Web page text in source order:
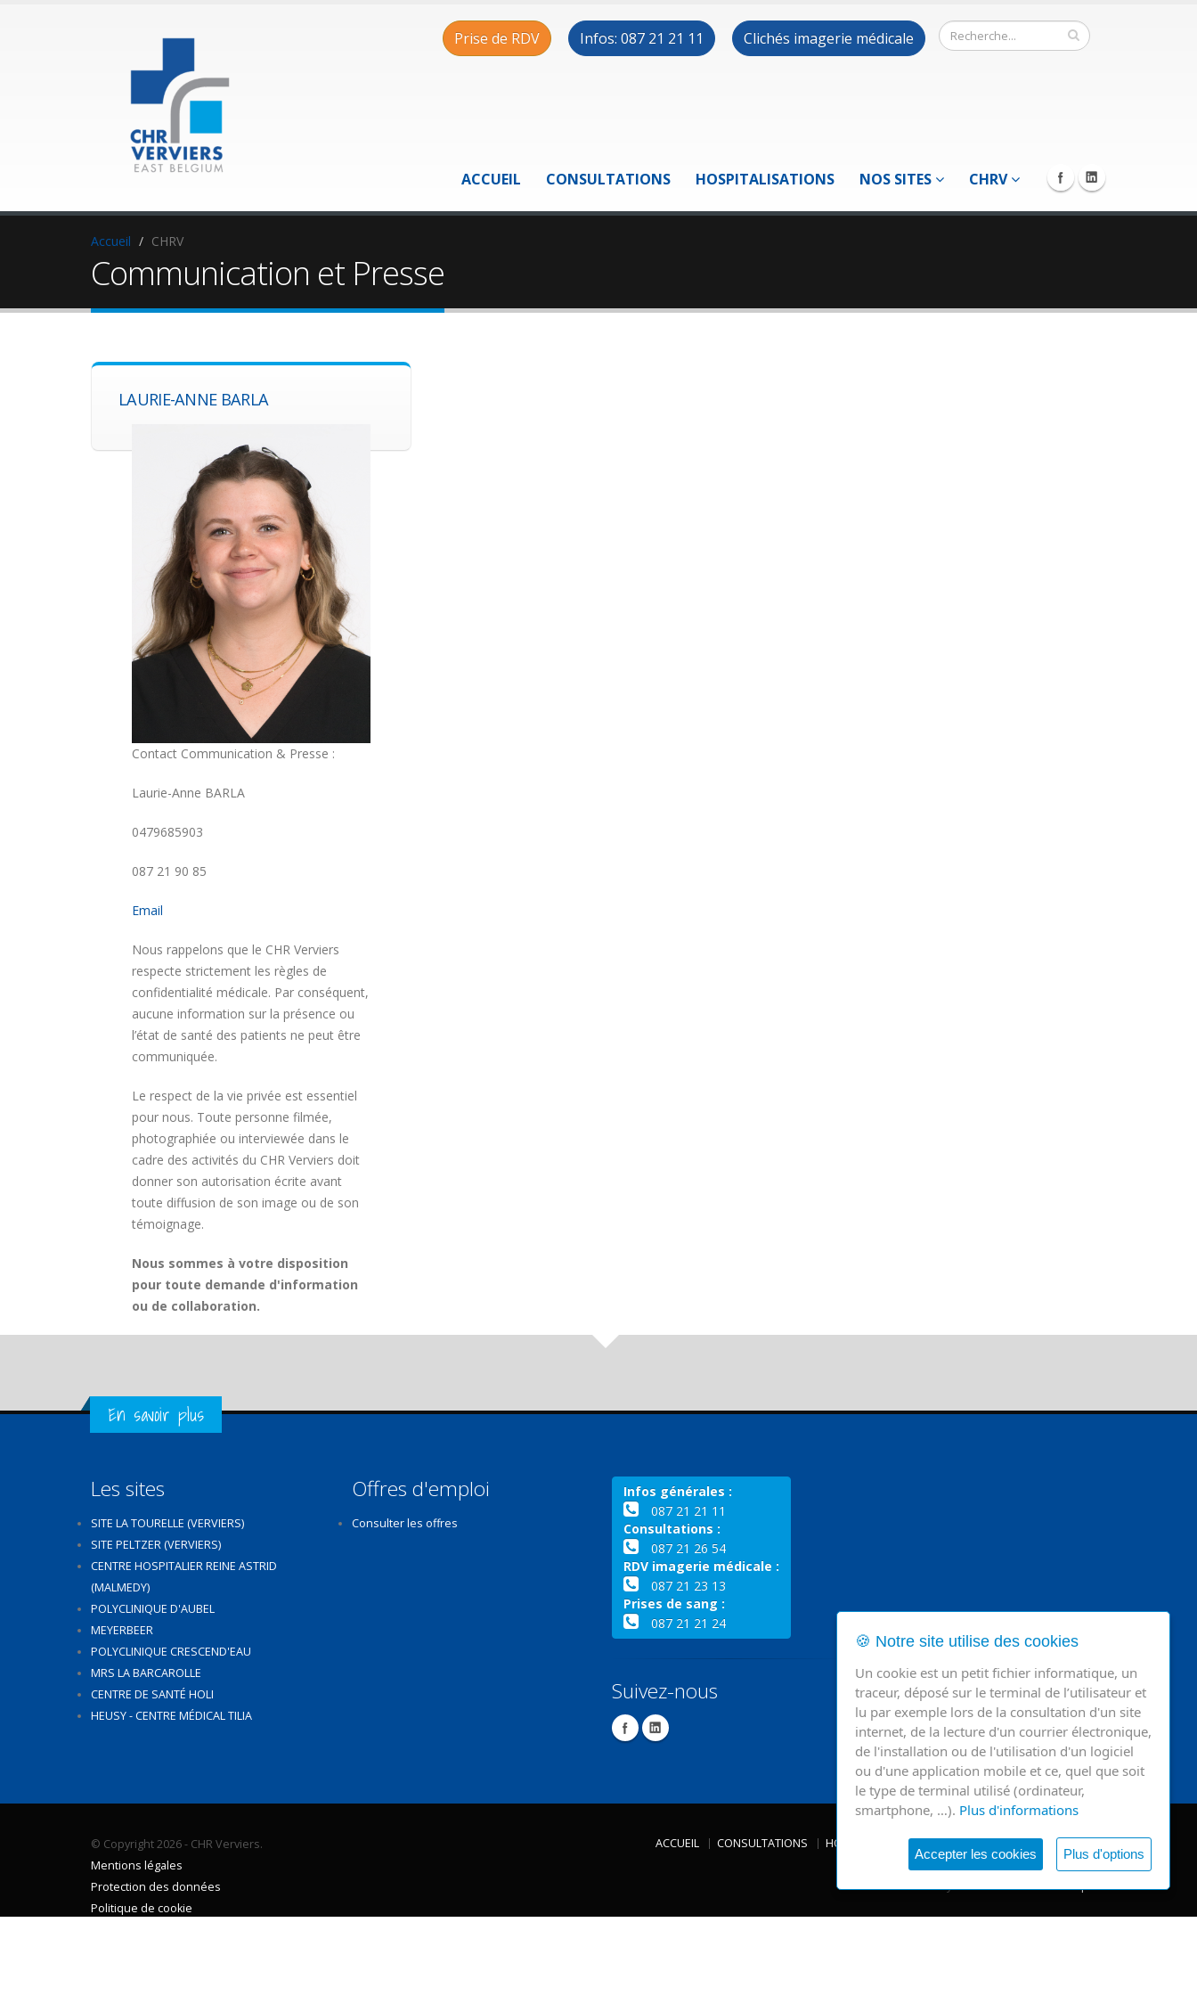
Prise de RDV Infos: 087 21 21 11 Clichés imagerie médicale
ACCUEIL CONSULTATIONS HOSPITALISATIONS NOS SITES CHRV
Accueil CHRV
Communication et Presse
LAURIE-ANNE BARLA
Contact Communication & Presse :
Laurie-Anne BARLA
0479685903
087 21 90 85
Email
Nous rappelons que le CHR Verviers
respecte strictement les règles de
confidentialité médicale. Par conséquent,
aucune information sur la présence ou
l’état de santé des patients ne peut être
communiquée.
Le respect de la vie privée est essentiel
pour nous. Toute personne filmée,
photographiée ou interviewée dans le
cadre des activités du CHR Verviers doit
donner son autorisation écrite avant
toute diffusion de son image ou de son
témoignage.
Nous sommes à votre disposition
pour toute demande d'information
ou de collaboration.
Get in Touch
En savoir plus
Les sites
SITE LA TOURELLE (VERVIERS)
SITE PELTZER (VERVIERS)
CENTRE HOSPITALIER REINE ASTRID
(MALMEDY)
POLYCLINIQUE D'AUBEL
MEYERBEER
POLYCLINIQUE CRESCEND'EAU
MRS LA BARCAROLLE
CENTRE DE SANTÉ HOLI
HEUSY - CENTRE MÉDICAL TILIA
Offres d'emploi
Consulter les offres
Infos générales :
087 21 21 11
Consultations :
087 21 26 54
RDV imagerie médicale :
087 21 23 13
Prises de sang :
087 21 21 24
Suivez-nous
© Copyright 2026 - CHR Verviers.
Mentions légales
Protection des données
Politique de cookie
ACCUEIL CONSULTATIONS HOSPITALISATIONS NEWS NOS SITES CHRV
Powered byIMUSTBE-ESI Informatique
🍪 Notre site utilise des cookies
Un cookie est un petit fichier informatique, un
traceur, déposé sur le terminal de l’utilisateur et
lu par exemple lors de la consultation d'un site
internet, de la lecture d'un courrier électronique,
de l'installation ou de l'utilisation d'un logiciel
ou d'une application mobile et ce, quel que soit
le type de terminal utilisé (ordinateur,
smartphone, …). Plus d'informations
Accepter les cookies Plus d'options